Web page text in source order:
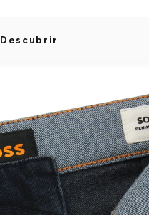
Descubrir